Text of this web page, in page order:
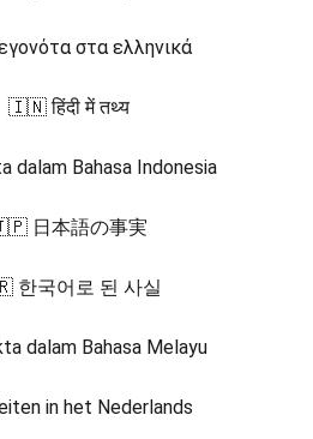
στα ελληνικά
🇮🇳 हिंदी में तथ्य
Bahasa Indonesia
日本語の事実
국어로 된 사실
dalam Bahasa Melayu
in het Nederlands